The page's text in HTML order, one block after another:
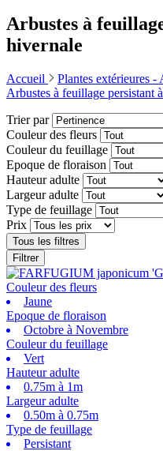
Arbustes à
hivernale
Accueil Plantes extérieures -
Arbustes à feuillage persistant
Trier par
Couleur des fleurs
Couleur du feuillage
Epoque de floraison
Hauteur adulte
Largeur adulte
Type de feuillage
Prix
Tous les filtres
Filtrer
Couleur des fleurs
Jaune
Epoque de floraison
Octobre à Novembre
Couleur du feuillage
Vert
Hauteur adulte
0.75m à 1m
Largeur adulte
0.50m à 0.75m
Type de feuillage
Persistant